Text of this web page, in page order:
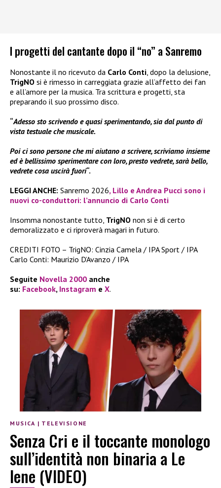
I progetti del cantante dopo il “no” a Sanremo
Nonostante il no ricevuto da Carlo Conti, dopo la delusione,
TrigNO si è rimesso in carreggiata grazie all’affetto dei fan
e all’amore per la musica. Tra scrittura e progetti, sta
preparando il suo prossimo disco.
“Adesso sto scrivendo e quasi sperimentando, sia dal punto di
vista testuale che musicale.
Poi ci sono persone che mi aiutano a scrivere, scriviamo insieme
ed è bellissimo sperimentare con loro, presto vedrete, sarà bello,
vedrete cosa uscirà fuori“.
LEGGI ANCHE: Sanremo 2026, Lillo e Andrea Pucci sono i
nuovi co-conduttori: l’annuncio di Carlo Conti
Insomma nonostante tutto, TrigNO non si è di certo
demoralizzato e ci riproverà magari in futuro.
CREDITI FOTO – TrigNO: Cinzia Camela / IPA Sport / IPA
Carlo Conti: Maurizio D’Avanzo / IPA
Seguite Novella 2000 anche
su: Facebook, Instagram e X.
MUSICA | TELEVISIONE
Senza Cri e il toccante monologo
sull’identità non binaria a Le
Iene (VIDEO)